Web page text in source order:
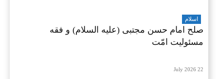
اسلام
صلح امام حسن مجتبی (علیه السلام) و فقه
مسئولیت امّت
22 July 2026